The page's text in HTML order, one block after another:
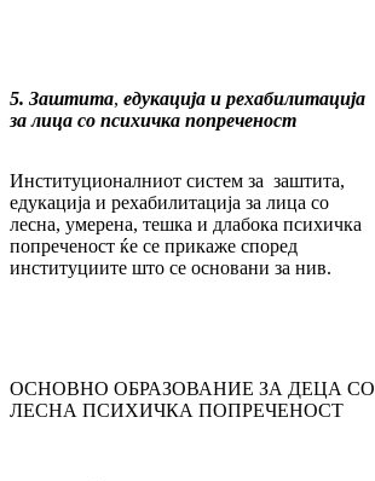
5. Заштита, едукација и рехабилитација
за лица со психичка попреченост
Институционалниот систем за заштита,
едукација и рехабилитација за лица со
лесна, умерена, тешка и длабока психичка
попреченост ќе се прикаже според
институциите што се основани за нив.
ОСНОВНО ОБРАЗОВАНИЕ ЗА ДЕЦА СО
ЛЕСНА ПСИХИЧКА ПОПРЕЧЕНОСТ